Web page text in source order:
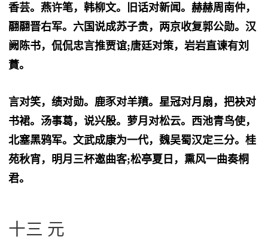
香芸。燕许笔，韩柳文。旧话对新闻。赫赫周南仲，
翮翮晋右军。六国说成苏子贵，两京收复郭公勋。汉
阙陈书，侃侃忠言推贾谊;唐廷对策，岩岩直谏有刘
蕡。
言对笑，绩对勋。鹿豕对羊羵。星冠对月扇，把袂对
书裙。汤事葛，说兴殷。萝月对松云。西池青鸟使，
北塞黑鸦军。文武成康为一代，魏吴蜀汉定三分。桂
苑秋宵，明月三杯邀曲客;松亭夏日，熏风一曲奏桐
君。
十三 元